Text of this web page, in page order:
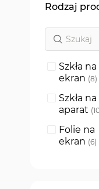
Szkła na
ekran 8
Szkła na
aparat
Folie na
ekran 6